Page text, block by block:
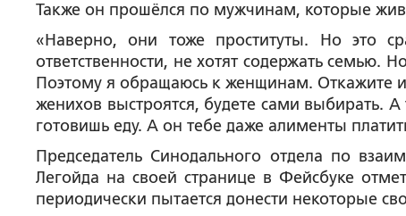
Также он прошёлся по мужчинам, которые
«Наверно, они тоже проституты. Но это
ответственности, не хотят содержать семью.
Поэтому я обращаюсь к женщинам. Откажите
женихов выстроятся, будете сами выбирать.
готовишь еду. А он тебе даже алименты
Председатель Синодального отдела по
Легойда на своей странице в Фейсбуке
периодически пытается донести некоторые